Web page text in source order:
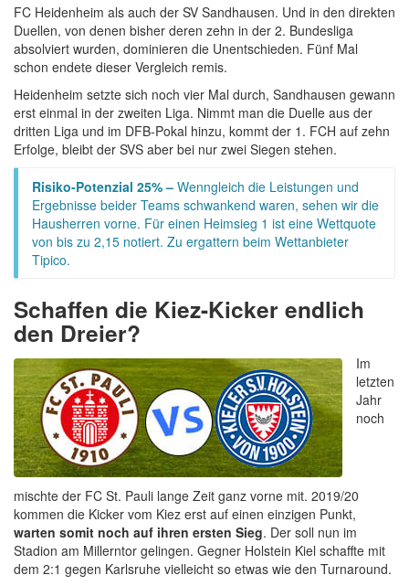
FC Heidenheim als auch der SV Sandhausen. Und in den direkten
Duellen, von denen bisher deren zehn in der 2. Bundesliga
absolviert wurden, dominieren die Unentschieden. Fünf Mal
schon endete dieser Vergleich remis.
Heidenheim setzte sich noch vier Mal durch, Sandhausen gewann
erst einmal in der zweiten Liga. Nimmt man die Duelle aus der
dritten Liga und im DFB-Pokal hinzu, kommt der 1. FCH auf zehn
Erfolge, bleibt der SVS aber bei nur zwei Siegen stehen.
Risiko-Potenzial 25% – Wenngleich die Leistungen und
Ergebnisse beider Teams schwankend waren, sehen wir die
Hausherren vorne. Für einen Heimsieg 1 ist eine Wettquote
von bis zu 2,15 notiert. Zu ergattern beim Wettanbieter
Tipico.
Schaffen die Kiez-Kicker endlich
den Dreier?
Im
letzten
Jahr
noch
mischte der FC St. Pauli lange Zeit ganz vorne mit. 2019/20
kommen die Kicker vom Kiez erst auf einen einzigen Punkt,
warten somit noch auf ihren ersten Sieg. Der soll nun im
Stadion am Millerntor gelingen. Gegner Holstein Kiel schaffte mit
dem 2:1 gegen Karlsruhe vielleicht so etwas wie den Turnaround.